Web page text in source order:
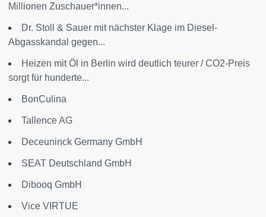
Millionen Zuschauer*innen...
Dr. Stoll & Sauer mit nächster Klage im Diesel-
Abgasskandal gegen...
Heizen mit Öl in Berlin wird deutlich teurer / CO2-Preis
sorgt für hunderte...
BonCulina
Tallence AG
Deceuninck Germany GmbH
SEAT Deutschland GmbH
Dibooq GmbH
Vice VIRTUE